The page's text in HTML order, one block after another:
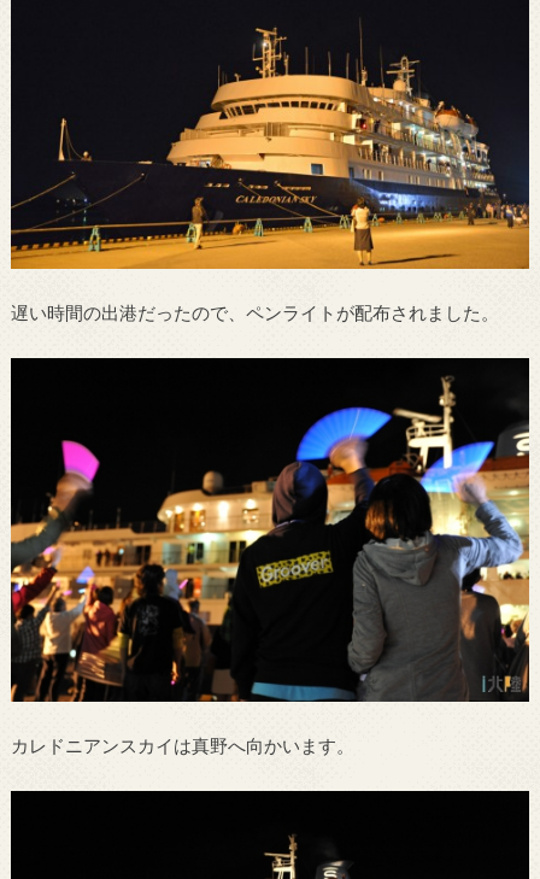
遅い時間の出港だったので、ペンライトが配布されました。
カレドニアンスカイは真野へ向かいます。